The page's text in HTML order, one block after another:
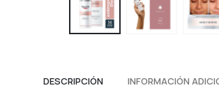
DESCRIPCIÓN INFORMACIÓN